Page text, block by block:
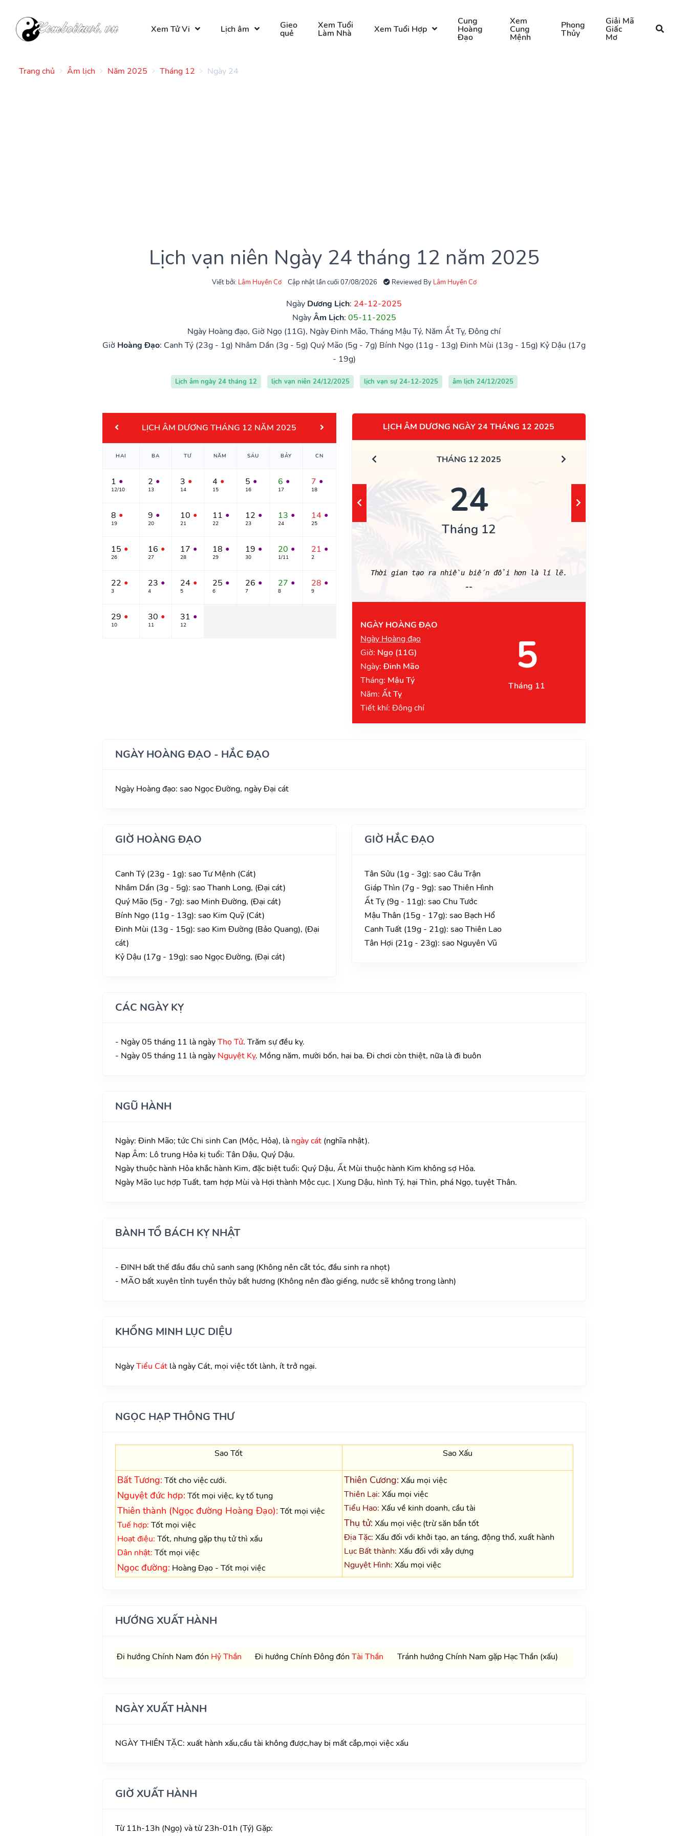
Xem Tử Vi Lịch âm Gieo
quẻ
Xem Tuổi
Làm Nhà Xem Tuổi Hợp
Cung
Hoàng
Đạo
Xem
Cung
Mệnh
Phong
Thủy
Giải Mã
Giấc
Mơ
Trang chủ Âm lịch Năm 2025 Tháng 12 Ngày 24
Lịch vạn niên Ngày 24 tháng 12 năm 2025
Viết bởi: Lâm Huyền Cơ Cập nhật lần cuối 07/08/2026 Reviewed By Lâm Huyền Cơ
Ngày Dương Lịch: 24-12-2025
NgàyÂm Lịch: 05-11-2025
Ngày Hoàng đạo, Giờ Ngọ (11G), Ngày Đinh Mão, Tháng Mậu Tý, Năm Ất Tỵ, Đông chí
Giờ Hoàng Đạo: Canh Tý (23g - 1g) Nhâm Dần (3g - 5g) Quý Mão (5g - 7g) Bính Ngọ (11g - 13g) Đinh Mùi (13g - 15g) Kỷ Dậu (17g
- 19g)
Lịch âm ngày 24 tháng 12 lịch vạn niên 24/12/2025 lịch vạn sự 24-12-2025 âm lịch 24/12/2025
LỊCH ÂM DƯƠNG THÁNG 12 NĂM 2025
HAI BA TƯ NĂM SÁU BẢY CN
1 ●
12/10
2 ●
13
3 ●
14
4 ●
15
5 ●
16
6 ●
17
7 ●
18
8 ●
19
9 ●
20
10 ●
21
11 ●
22
12 ●
23
13 ●
24
14 ●
25
15 ●
26
16 ●
27
17 ●
28
18 ●
29
19 ●
30
20 ●
1/11
21 ●
2
22 ●
3
23 ●
4
24 ●
5
25 ●
6
26 ●
7
27 ●
8
28 ●
9
29 ●
10
30 ●
11
31 ●
12
LỊCH ÂM DƯƠNG NGÀY 24 THÁNG 12 2025
THÁNG 12 2025
24
Tháng 12
Thời gian tạo ra nhiều biến đổi hơn là lí lẽ.
--
NGÀY HOÀNG ĐẠO
Ngày Hoàng đạo
Giờ: Ngọ (11G)
Ngày: Đinh Mão
Tháng: Mậu Tý
Năm: Ất Tỵ
Tiết khí: Đông chí
5
Tháng 11
NGÀY HOÀNG ĐẠO - HẮC ĐẠO
Ngày Hoàng đạo: sao Ngọc Đường, ngày Đại cát
GIỜ HOÀNG ĐẠO
Canh Tý (23g - 1g): sao Tư Mệnh (Cát)
Nhâm Dần (3g - 5g): sao Thanh Long, (Đại cát)
Quý Mão (5g - 7g): sao Minh Đường, (Đại cát)
Bính Ngọ (11g - 13g): sao Kim Quỹ (Cát)
Đinh Mùi (13g - 15g): sao Kim Đường (Bảo Quang), (Đại
cát)
Kỷ Dậu (17g - 19g): sao Ngọc Đường, (Đại cát)
GIỜ HẮC ĐẠO
Tân Sửu (1g - 3g): sao Câu Trận
Giáp Thìn (7g - 9g): sao Thiên Hình
Ất Tỵ (9g - 11g): sao Chu Tước
Mậu Thân (15g - 17g): sao Bạch Hổ
Canh Tuất (19g - 21g): sao Thiên Lao
Tân Hợi (21g - 23g): sao Nguyên Vũ
CÁC NGÀY KỴ
- Ngày 05 tháng 11 là ngàyThọ Tử. Trăm sự đều kỵ.
- Ngày 05 tháng 11 là ngày Nguyệt Kỵ. Mồng năm, mười bốn, hai ba. Đi chơi còn thiệt, nữa là đi buôn
NGŨ HÀNH
Ngày: Đinh Mão; tức Chi sinh Can (Mộc, Hỏa), là ngày cát(nghĩa nhật).
Nạp Âm: Lô trung Hỏa kị tuổi: Tân Dậu, Quý Dậu.
Ngày thuộc hành Hỏa khắc hành Kim, đặc biệt tuổi: Quý Dậu, Ất Mùi thuộc hành Kim không sợ Hỏa.
Ngày Mão lục hợp Tuất, tam hợp Mùi và Hợi thành Mộc cục. | Xung Dậu, hình Tý, hại Thìn, phá Ngọ, tuyệt Thân.
BÀNH TỔ BÁCH KỴ NHẬT
- ĐINH bất thế đầu đầu chủ sanh sang (Không nên cắt tóc, đầu sinh ra nhọt)
- MÃO bất xuyên tỉnh tuyền thủy bất hương (Không nên đào giếng, nước sẽ không trong lành)
KHỔNG MINH LỤC DIỆU
NgàyTiểu Cátlà ngày Cát, mọi việc tốt lành, ít trở ngại.
NGỌC HẠP THÔNG THƯ
Sao Tốt Sao Xấu
Bất Tương: Tốt cho việc cưới.
Nguyệt đức hợp: Tốt mọi việc, kỵ tố tụng
Thiên thành (Ngọc đường Hoàng Đạo): Tốt mọi việc
Tuế hợp: Tốt mọi việc
Hoạt điệu: Tốt, nhưng gặp thụ tử thì xấu
Dân nhật: Tốt mọi việc
Ngọc đường: Hoàng Đạo - Tốt mọi việc
Thiên Cương: Xấu mọi việc
Thiên Lại: Xấu mọi việc
Tiểu Hao: Xấu về kinh doanh, cầu tài
Thụ tử: Xấu mọi việc (trừ săn bắn tốt
Địa Tặc: Xấu đối với khởi tạo, an táng, động thổ, xuất hành
Lục Bất thành: Xấu đối với xây dựng
Nguyệt Hình: Xấu mọi việc
HƯỚNG XUẤT HÀNH
Đi hướng Chính Nam đón Hỷ Thần Đi hướng Chính Đông đón Tài Thần Tránh hướng Chính Nam gặp Hạc Thần (xấu)
NGÀY XUẤT HÀNH
NGÀY THIÊN TẶC: xuất hành xấu,cầu tài không được,hay bị mất cắp,mọi việc xấu
GIỜ XUẤT HÀNH
Từ 11h-13h (Ngọ) và từ 23h-01h (Tý) Gặp: